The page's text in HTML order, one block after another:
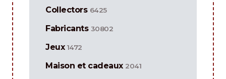
Collectors 6425
Fabricants 30802
Jeux 1472
Maison et cadeaux 2041